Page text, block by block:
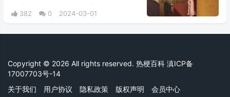
玛完全是以友人的关系相处，但是
说到头卡尔玛也是夏亚的仇人扎比
家的人，因此在夏亚的复仇计划
人”，尽管夏亚也承认卡尔玛作为友
人不错，不过还是用计谋误导他陷
入被击落的境地，并且大笑。
382 0 2024-03-01
Copyright © 2026 All rights reserved. 热梗百科 滇ICP备
17007703号-14
关于我们
用户协议 隐私政策 版权声明 会员中心